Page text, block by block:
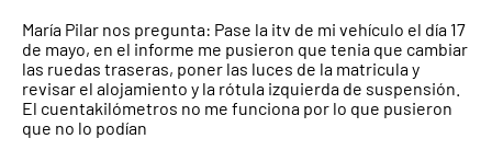
María Pilar nos pregunta: Pase la itv de mi vehículo el día 17
de mayo, en el informe me pusieron que tenia que cambiar
las ruedas traseras, poner las luces de la matricula y
revisar el alojamiento y la rótula izquierda de suspensión.
El cuentakilómetros no me funciona por lo que pusieron
que no lo podían
Centro
de
ITV